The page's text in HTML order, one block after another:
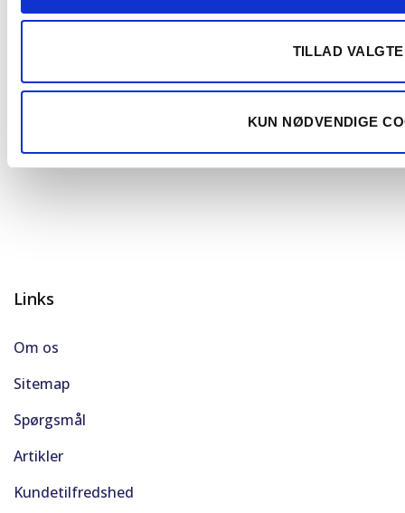
TILLAD VALGTE
KUN NØDVENDIGE
Med Solgt.com kan du sælge din bil hurtigt og uden bøvl.
på din bil og kan have solgt din bil inden for 24 timer.
Links
Om os
Sitemap
Spørgsmål
Artikler
Kundetilfredshed